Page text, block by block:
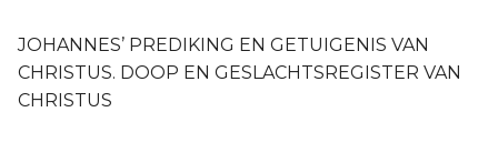
Éxodus
Leviticus
JOHANNES’ PREDIKING EN GETUIGENIS VAN
CHRISTUS. DOOP EN GESLACHTSREGISTER VAN
CHRISTUS